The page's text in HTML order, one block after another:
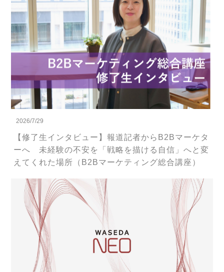
2026/7/29
【修了生インタビュー】報道記者からB2Bマーケタ
ーへ 未経験の不安を「戦略を描ける自信」へと変
えてくれた場所（B2Bマーケティング総合講座）